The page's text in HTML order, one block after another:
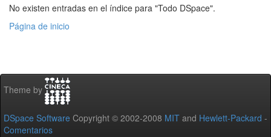
No existen entradas en el índice para "Todo DSpace".
Página de inicio
Theme by
DSpace Software Copyright © 2002-2008 MIT and Hewlett-Packard -
Comentarios